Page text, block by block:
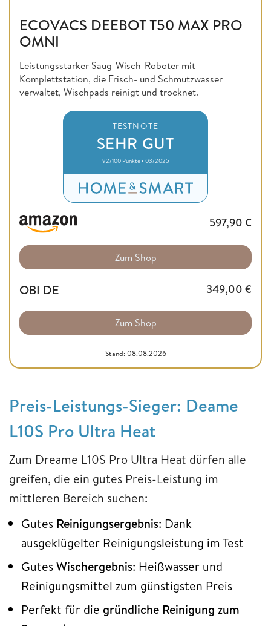
ECOVACS DEEBOT T50 MAX PRO
OMNI
Leistungsstarker Saug-Wisch-Roboter mit
Komplettstation, die Frisch- und Schmutzwasser
verwaltet, Wischpads reinigt und trocknet.
TESTNOTE
SEHR GUT
92/100 Punkte • 03/2025
597,90 €
Zum Shop
OBI DE 349,00 €
Zum Shop
Stand: 08.08.2026
Preis-Leistungs-Sieger: Deame
L10S Pro Ultra Heat
Zum Dreame L10S Pro Ultra Heat dürfen alle
greifen, die ein gutes Preis-Leistung im
mittleren Bereich suchen:
Gutes Reinigungsergebnis: Dank
ausgeklügelter Reinigungsleistung im Test
GutesWischergebnis: Heißwasser und
Reinigungsmittel zum günstigsten Preis
Perfekt für die gründliche Reinigung zum